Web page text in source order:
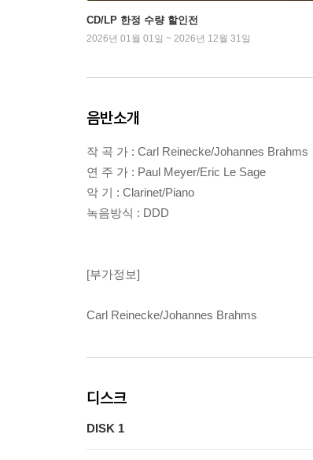
CD/LP 한정 수량 할인전
2026년 01월 01일 ~ 2026년 12월 31일
음반소개
작 곡 가 : Carl Reinecke/Johannes Brahms
연 주 가 : Paul Meyer/Eric Le Sage
악 기 : Clarinet/Piano
녹음방식 : DDD
[부가정보]
Carl Reinecke/Johannes Brahms
디스크
DISK 1